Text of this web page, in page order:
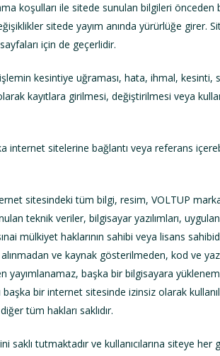
koşulları ile sitede sunulan bilgileri önceden
sitede yayım anında yürürlüğe girer.
için de geçerlidir.
kesintiye uğraması, hata, ihmal, kesinti,
kayıtlara girilmesi, değiştirilmesi veya
sitelerine bağlantı veya referans
sitesindeki tüm bilgi, resim, VOLTUP
teknik veriler, bilgisayar yazılımları,
mülkiyet haklarının sahibi veya lisans
ve kaynak gösterilmeden, kod ve
başka bir bilgisayara
bir internet sitesinde izinsiz olarak
tüm hakları saklıdır.
tutmaktadır ve kullanıcılarına siteye her